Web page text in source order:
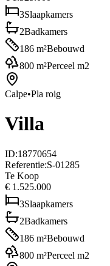
3Slaapkamers
2Badkamers
186 m²Bebouwd
800 m²Perceel m2
Calpe•Pla roig
Villa
ID:18770654
Referentie:S-01285
Te Koop
€ 1.525.000
3Slaapkamers
2Badkamers
186 m²Bebouwd
800 m²Perceel m2